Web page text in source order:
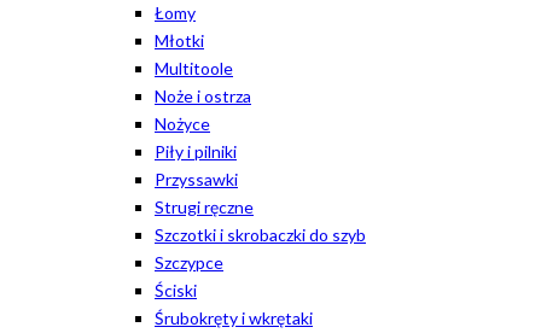
Łomy
Młotki
Multitoole
Noże i ostrza
Nożyce
Piły i pilniki
Przyssawki
Strugi ręczne
Szczotki i skrobaczki do szyb
Szczypce
Ściski
Śrubokręty i wkrętaki